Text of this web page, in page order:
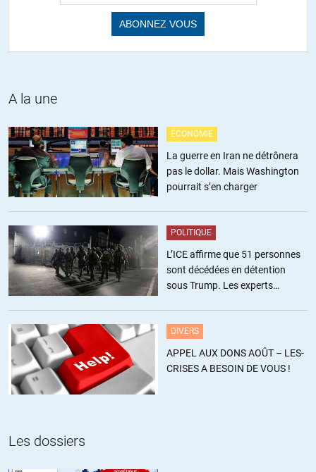
pas « nous ») entretenez !
Commencez donc par utiliser votre nom pas un pseudo…et cette
+2
marc// 06.05.2019 à 13h48
l’utilisation du pseudo est tout à fait hors sujet : commencez
par rester dans le sujet et argumentez sérieusement, au lieu de
dire « les théories du complot sont toutes fausses »…
+2
Alfred//05.05.2019 à 19h29
« brisant ainsi une campagne gouvernementale de 3 mois de
travail ? »
Merci pour cette tranche de rigolade.
Il n’y a que pour vous que le petit biquet a été empêché de briller
A la une
ÉCONOMIE
La guerre en Iran ne détrônera
pas le dollar. Mais Washington
pourrait s’en charger
POLITIQUE
L’ICE affirme que 51 personnes
sont décédées en détention
sous Trump. Les experts
DIVERS
APPEL AUX DONS AOÛT – LES-
CRISES A BESOIN DE VOUS !
Les dossiers